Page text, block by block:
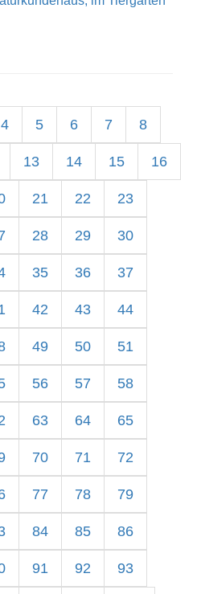
4 5 6 7 8
13 14 15 16
21 22 23
28 29 30
35 36 37
42 43 44
49 50 51
56 57 58
63 64 65
70 71 72
77 78 79
84 85 86
91 92 93